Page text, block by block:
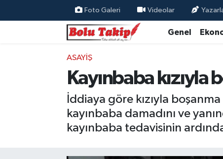
Foto Galeri Videolar
Genel
ASAYIŞ
Kayınbaba kızıyla
İddiaya göre kızıyla
kayınbaba damadını ve
kayınbaba tedavisinin